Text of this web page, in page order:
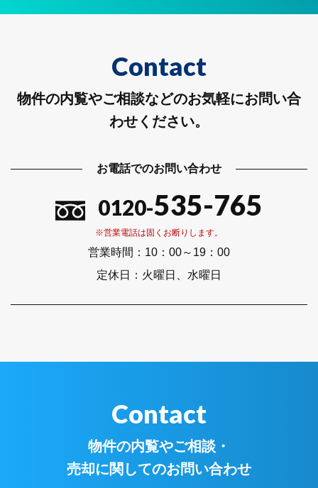
Contact
物件の内覧やご相談などのお気軽にお問い合
わせください。
お電話でのお問い合わせ
0120-535-765
※営業電話は固くお断りします。
営業時間： 10：00～19：00
定休日： 火曜日、水曜日
Contact
物件の内覧やご相談・
売却に関してのお問い合わせ